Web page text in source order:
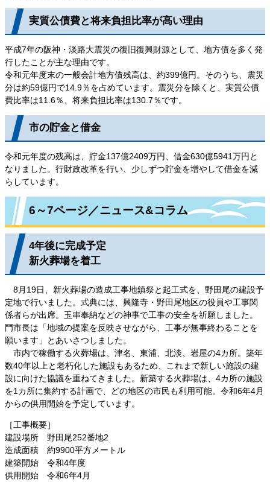
実質公債費と将来負担比率が高い理由
平成7年の阪神・淡路大震災の復旧復興財源として、地方債を多く発
行したことが主な理由です。
令和元年度末の一般会計地方債残高は、約399億円。そのうち、震災
分は約59億円で14.9％を占めています。震災分を除くと、実質公債
費比率は11.6％、将来負担比率は130.7％です。
市の貯金と借金
令和元年度の残高は、貯金137億2409万円、借金630億5941万円と
なりました。行財政改革を行い、少しずつ貯金を増やして借金を減
らしています。
6～7ページ／ニュース&コラム
4年後に完成予定
新火葬場を着工
8月19日、新火葬場の造成工事地鎮祭と起工式を、野田尾の建設予
定地で行いました。式典には、興隆寺・野田尾地区の役員や工事関
係者らが出席。玉串奉納などの神事で工事の安全を祈願しました。
門市長は「地域の提案を反映させながら、工事が無事終わることを
願います」とあいさつしました。
市内で稼働する火葬場は、津名、東浦、北淡、岩屋の4カ所。築年
数40年以上と老朽化した施設もあるため、これまで新しい施設の建
設に向けた協議を重ねてきました。新築する火葬場は、4カ所の施設
を1カ所に集約する計画で、どの地区の市民も利用可能。令和6年4月
からの供用開始を予定しています。
［工事概要］
建設場所 野田尾252番地2
造成面積 約9900平方メートル
建築開始 令和4年度
供用開始 令和6年4月